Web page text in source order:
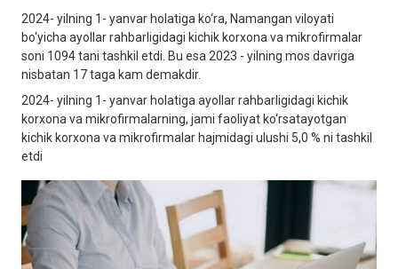
2024- yilning 1- yanvar holatiga ko‘ra, Namangan viloyati
bo‘yicha ayollar rahbarligidagi kichik korxona va mikrofirmalar
soni 1094 tani tashkil etdi. Bu esa 2023 - yilning mos davriga
nisbatan 17 taga kam demakdir.
2024- yilning 1- yanvar holatiga ayollar rahbarligidagi kichik
korxona va mikrofirmalarning, jami faoliyat ko‘rsatayotgan
kichik korxona va mikrofirmalar hajmidagi ulushi 5,0 % ni tashkil
etdi